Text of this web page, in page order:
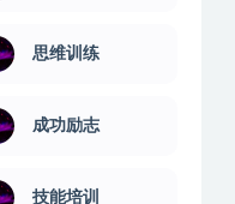
思维训练
成功励志
技能培训